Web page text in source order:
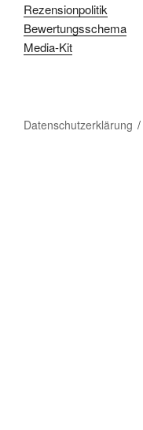
Rezensionpolitik
Bewertungsschema
Media-Kit
Datenschutzerklärung